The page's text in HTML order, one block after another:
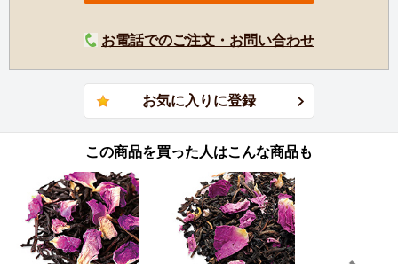
お電話でのご注文・お問い合わせ
この商品を買った人はこんな商品も